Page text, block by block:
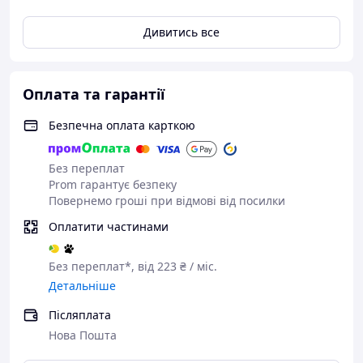
Ключові переваги
⚙️ Корпус із неіржавкої сталі:
Абсолютна стійкість до
корозії:Неіржавка сталь не
боїться вологи, перепадів
температури й агресивних
середовищ. Вона не вицвітає,
не дряпається і зберігає
ідеальний зовнішній вигляд
упродовж усього терміну
експлуатації.
Підвищена механічна
міцність:Захист від
випадкових ударів і
пошкоджень. Цей матеріал
розрахований на інтенсивне
використання в комерційних і
Дивитись все
Оплата та гарантії
Безпечна оплата карткою
Без переплат
Prom гарантує безпеку
Повернемо гроші при відмові від посилки
Оплатити частинами
Без переплат*, від 223 ₴ / міс.
Детальніше
Післяплата
Нова Пошта